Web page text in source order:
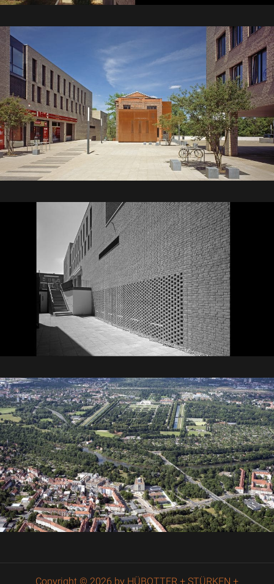
Copyright © 2026 by HÜBOTTER + STÜRKEN +